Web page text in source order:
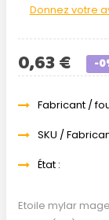
Donnez votre
0,63 € -
Fabricant /
SKU /
État :
Etoile mylar